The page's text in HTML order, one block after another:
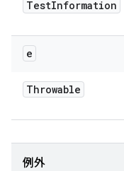
TestInformation
e
Throwable
例外